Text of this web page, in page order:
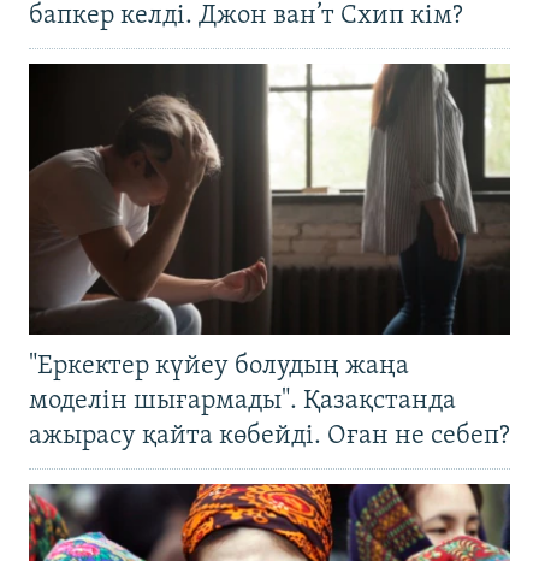
бапкер келді. Джон ван’т Схип кім?
"Еркектер күйеу болудың жаңа
моделін шығармады". Қазақстанда
ажырасу қайта көбейді. Оған не себеп?